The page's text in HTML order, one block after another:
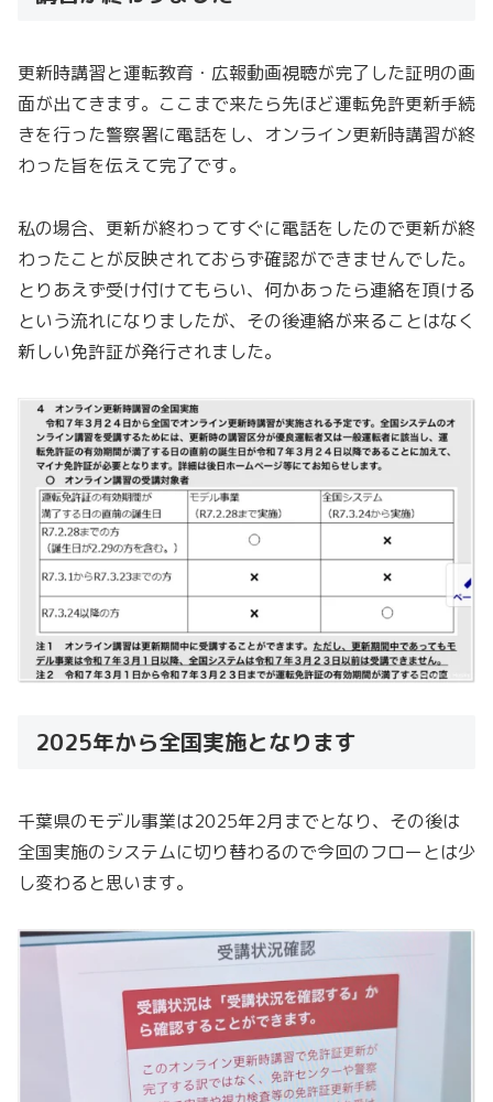
更新時講習と運転教育・広報動画視聴が完了した証明の画
面が出てきます。ここまで来たら先ほど運転免許更新手続
きを行った警察署に電話をし、オンライン更新時講習が終
わった旨を伝えて完了です。
私の場合、更新が終わってすぐに電話をしたので更新が終
わったことが反映されておらず確認ができませんでした。
とりあえず受け付けてもらい、何かあったら連絡を頂ける
という流れになりましたが、その後連絡が来ることはなく
新しい免許証が発行されました。
2025年から全国実施となります
千葉県のモデル事業は2025年2月までとなり、その後は
全国実施のシステムに切り替わるので今回のフローとは少
し変わると思います。